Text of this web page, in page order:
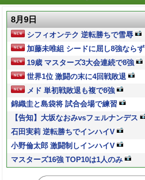
8月9日
シフィオンテク 逆転勝ちで雪辱
加藤未唯組 シードに屈し8強ならず
19歳 マスターズ3大会連続で8強
世界1位 激闘の末に4回戦敗退
メド 単初戦敗退も複で8強
錦織圭と島袋将 試合会場で練習
【告知】大坂なおみvsフェルナンデス
石田実莉 逆転勝ちでインハイV
小野倫太郎 激闘制しインハイV
マスターズ16強 TOP10は1人のみ